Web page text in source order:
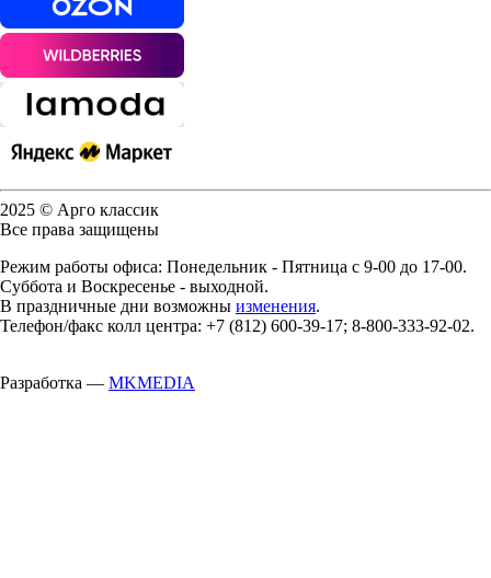
2025 © Арго классик
Все права защищены
Режим работы офиса: Понедельник - Пятница с 9-00 до 17-00.
Суббота и Воскресенье - выходной.
В праздничные дни возможны изменения.
Телефон/факс колл центра: +7 (812) 600-39-17; 8-800-333-92-02.
Разработка — MKMEDIA